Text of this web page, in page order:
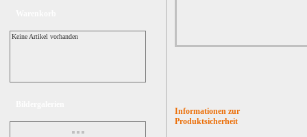
Keine Artikel vorhanden
Informationen zur
Produktsicherheit